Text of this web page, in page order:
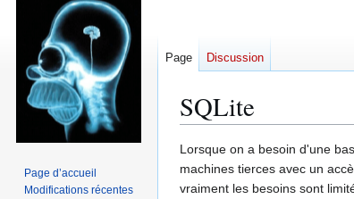
SQLite
Aller
à
la
Aller
à
la
Lorsque on a besoin d'une
machines tierces avec un
vraiment les besoins sont
Page Discussion
Page d’accueil
Modifications récentes